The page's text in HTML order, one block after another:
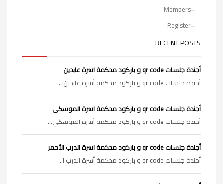
Members
Register
RECENT POSTS
أجندة جلسات qr code و باركود محكمة اسرة عابدين
أجندة جلسات qr code و باركود محكمة أسرة عابدين ...
أجندة جلسات qr code و باركود محكمة اسرة الموسكى
أجندة جلسات qr code و باركود محكمة أسرة الموسكي...
أجندة جلسات qr code و باركود محكمة اسرة الدرب الأحمر
أجندة جلسات qr code و باركود محكمة أسرة الدرب ا...